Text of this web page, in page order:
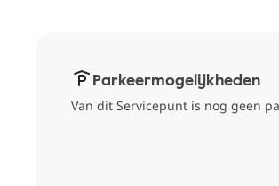
Parkeermogelijkheden
Van dit Servicepunt is nog geen